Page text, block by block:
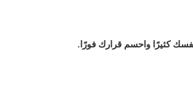
نفسك كثيرًا واحسم قرارك فورًا.